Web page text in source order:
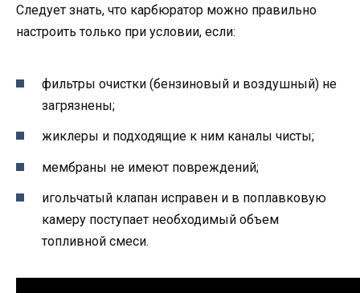
Следует знать, что карбюратор можно правильно
настроить только при условии, если:
фильтры очистки (бензиновый и воздушный) не
загрязнены;
жиклеры и подходящие к ним каналы чисты;
мембраны не имеют повреждений;
игольчатый клапан исправен и в поплавковую
камеру поступает необходимый объем
топливной смеси.